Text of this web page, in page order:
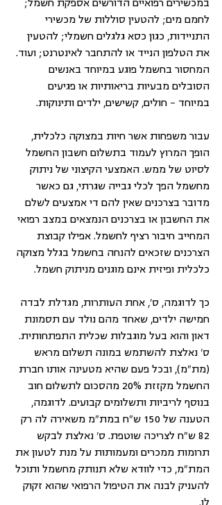
במכשירים רפואיים הדורשים אספקת חשמל;
לחמם מים; להטעין סוללות של מכשירי
התניידות, כגון כסא גלגלים חשמלי; להטעין
את הטלפון הנייד או להתחבר לאינטרנט; ועוד.
המחסור בחשמל פוגע במיוחד באנשים
הסובלים מבעיות בריאותיות או פגיעים
במיוחד – חולים, קשישים, ילדים ותינוקות.
עבור משפחות אשר חיות במצוקה כלכלית,
הופך המרוץ לעמוד בתשלום חשבון החשמל
לסיוט של ממש. האמצעי הקיצוני של ניתוק
מחשמל הפך לכלי גבייה שגרתי, גם כאשר
מדובר בצרכנים שאין להם די אמצעים לשלם
את החשבון או בצרכנים הנמצאים במצב רפואי
המחייב חיבור רציף לחשמל. אפילו קבוצת
הצרכנים שזכאים להנחה בחשמל בגלל מצוקה
כלכלית ופיזית אינם מוגנים מניתוק חשמל.
כך לדוגמה, ס', אחת העותרות, מגדלת לבדה
חמישה ילדים, שאחד מהם נולד עם תסמונת
דאון והוא בעל מוגבלות שכלית התפתחותית.
ס' נאלצת להשתמש במונה תשלום מראש
(מת"מ), ובכל פעם שהיא מטעינה אותו חברת
החשמל מקזזת 20% מהסכום לתשלום חוב
בנוסף לריביות ותשלומים קבועים. לדוגמה,
הטענה של 150 ש"ח במת"מ משאירה לה רק
82 ש"ח לצריכה שוטפת. ס' נאלצת לבקש
תרומות ממכרים ומעמותות על מנת לטעון את
המת"מ, כדי לוודא שלא תנותק מחשמל ותוכל
להעניק לבנה את הטיפול הרפואי שהוא זקוק
לו.